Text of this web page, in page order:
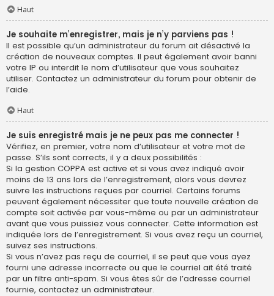
Haut
Je souhaite m’enregistrer, mais je n’y parviens pas !
Il est possible qu’un administrateur du forum ait désactivé la
création de nouveaux comptes. Il peut également avoir banni
votre IP ou interdit le nom d’utilisateur que vous souhaitez
utiliser. Contactez un administrateur du forum pour obtenir de
l’aide.
Haut
Je suis enregistré mais je ne peux pas me connecter !
Vérifiez, en premier, votre nom d’utilisateur et votre mot de
passe. S’ils sont corrects, il y a deux possibilités :
Si la gestion COPPA est active et si vous avez indiqué avoir
moins de 13 ans lors de l’enregistrement, alors vous devrez
suivre les instructions reçues par courriel. Certains forums
peuvent également nécessiter que toute nouvelle création de
compte soit activée par vous-même ou par un administrateur
avant que vous puissiez vous connecter. Cette information est
indiquée lors de l’enregistrement. Si vous avez reçu un courriel,
suivez ses instructions.
Si vous n’avez pas reçu de courriel, il se peut que vous ayez
fourni une adresse incorrecte ou que le courriel ait été traité
par un filtre anti-spam. Si vous êtes sûr de l’adresse courriel
fournie, contactez un administrateur.